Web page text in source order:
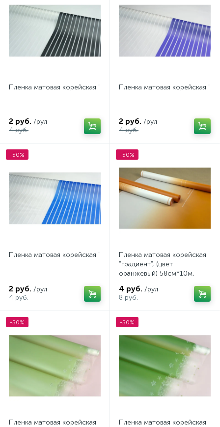
Пленка матовая корейская "полосы" 58см*10м (цвет черный)
2 руб. /рул
4 руб.
Пленка матовая корейская
2 руб. /рул
4 руб.
-50%
Пленка матовая корейская "полосы" 58см*10м (цвет синий)
2 руб. /рул
4 руб.
-50%
Пленка матовая корейская
"градиент", (цвет
оранжевый) 58см*10м,
4 руб. /рул
8 руб.
-50%
Пленка матовая корейская
-50%
Пленка матовая корейская